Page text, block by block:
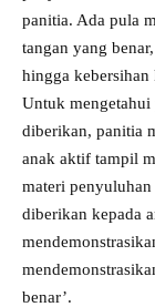
panitia. Ada pula
tangan yang
hingga
Untuk mengetahui
diberikan, panitia
anak aktif tampil
materi
diberikan kepada
benar’.